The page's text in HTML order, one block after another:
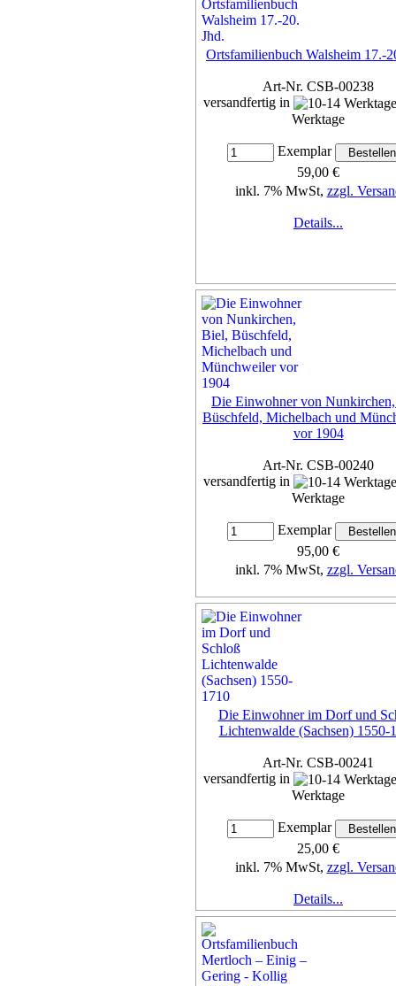
Ortsfamilienbuch Walsheim 17.-
Art-Nr. CSB-00238
versandfertig in
Werktage
Exemplar
59,00 €
inkl. 7% MwSt, zzgl.
Details...
Die Einwohner von
Büschfeld, Michelbach und
vor 1904
Art-Nr. CSB-00240
versandfertig in
Werktage
Exemplar
95,00 €
inkl. 7% MwSt, zzgl.
Details...
Die Einwohner im Dorf und
Lichtenwalde (Sachsen) 1550-
Art-Nr. CSB-00241
versandfertig in
Werktage
Exemplar
25,00 €
inkl. 7% MwSt, zzgl.
Details...